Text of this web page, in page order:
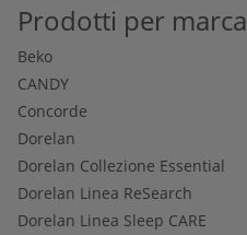
Prodotti per marca
Beko
CANDY
Concorde
Dorelan
Dorelan Collezione Essential
Dorelan Linea ReSearch
Dorelan Linea Sleep CARE